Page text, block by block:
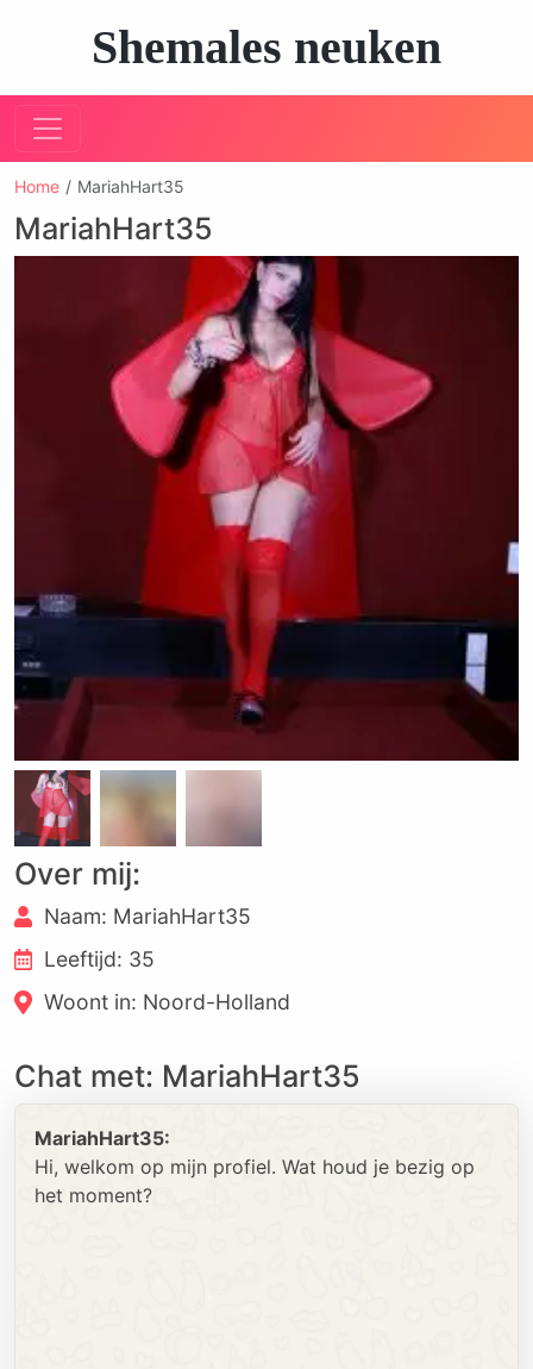
Shemales neuken
Home MariahHart35
MariahHart35
Over mij:
Naam: MariahHart35
Leeftijd: 35
Woont in: Noord-Holland
Chat met: MariahHart35
MariahHart35:
Hi, welkom op mijn profiel. Wat houd je bezig op
het moment?